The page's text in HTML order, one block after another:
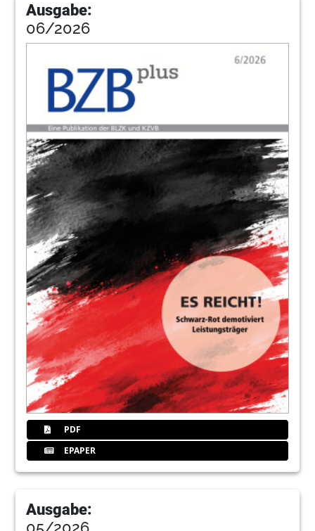
Barbara Zehetmeier, KZVB-Projektgruppe
Abrechnungswissen
Netzwerktreffen der BLZK stoßen auf
großes Interesse
Dagmar Loy
20Fortbildungen
Redaktion
22Jungs an den Start – Boys‘Day unterstützt
Schüler bei der beruflichen Orientierung
Redaktion BLZK
23 32. DGAZ-Jahrestagung, 13. Mai 2023,
München/ Termine und Impressum
Redaktion
24Vorschau auf die nächste Ausgabe des
BZB
Redaktion
Ausgabe:
06/2026
PDF
EPAPER
Ausgabe: